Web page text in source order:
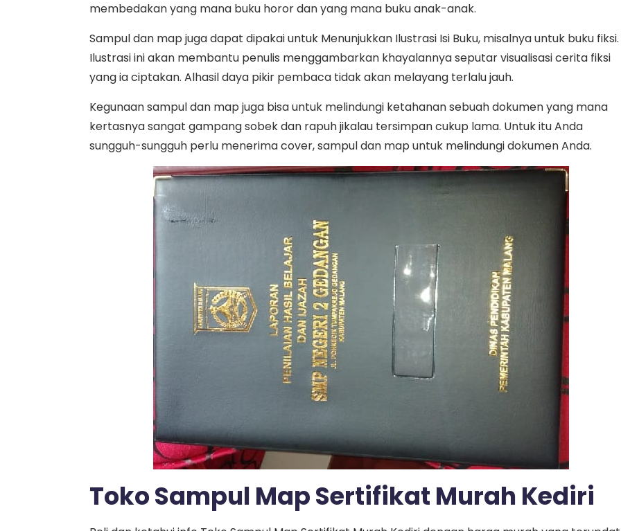
membedakan yang mana buku horor dan yang mana buku anak-anak.
Sampul dan map juga dapat dipakai untuk Menunjukkan Ilustrasi Isi Buku, misalnya untuk buku fiksi.
Ilustrasi ini akan membantu penulis menggambarkan khayalannya seputar visualisasi cerita fiksi
yang ia ciptakan. Alhasil daya pikir pembaca tidak akan melayang terlalu jauh.
Kegunaan sampul dan map juga bisa untuk melindungi ketahanan sebuah dokumen yang mana
kertasnya sangat gampang sobek dan rapuh jikalau tersimpan cukup lama. Untuk itu Anda
sungguh-sungguh perlu menerima cover, sampul dan map untuk melindungi dokumen Anda.
Toko Sampul Map Sertifikat Murah Kediri